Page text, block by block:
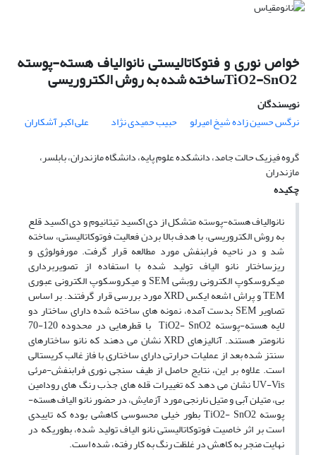
TiO2-SnO2 ‎ساخته ‏شده به روش الکتروریسی ‏
نویسندگان
نرگس حسین زاده شیخ امیرلو
حبیب حمیدی نژاد
علی اکبر آشکاران
گروه فیزیک حالت جامد، دانشکده علوم پایه، دانشگاه مازندران، بابلسر،
مازندران
چکیده
نانوالیاف هسته-پوسته متشکل از دی اکسید تیتانیوم و دی اکسید قلع
به روش الکتروریسی، با هدف بالا بردن ‏فعالیت ‏فوتوکاتالیستی، ساخته
شد و در ناحیه فرابنفش مورد مطالعه قرار گرفت. مورفولوژی و
ریزساختار نانو الیاف تولید شده با ‏استفاده ‏از تصویربرداری
میکروسکوپ الکترونی روبشی ‏‎SEM‎‏ و میکروسکوپ الکترونی عبوری
‏‎TEM‎‏ و پراش اشعه ‏ایکس ‏‎XRD‎‏ مورد ‏بررسی قرار گرفتند. بر اساس
تصاویر ‏‎ SEMبدست آمده، نمونه های ساخته شده دارای ساختار دو
لایه ‏هسته-پوسته ‏‎ TiO2- SnO2‎‏ با قطرهایی در محدوده 120-70
نانومتر هستند. آنالیزهای ‏XRD‏ نشان می دهند که نانو ‏ساختارهای
سنتز شده بعد از ‏عملیات حرارتی دارای ساختاری با فاز غالب کریستالی
است. علاوه بر این، نتایج حاصل از طیف ‏سنجی نوری فرابنفش-مرئی
‏‎UV-Vis‎‏ نشان می دهد که تغییرات قله های جذب رنگ های رودامین
بی، متیلن آبی و متیل ‏نارنجی مورد آزمایش، در ‏حضور نانو الیاف هسته-
پوسته ‏TiO2- SnO2‎‏ بطور خیلی محسوسی کاهشی بوده که تاییدی
است بر اثر ‏خاصیت فوتوکاتالیستی ‏نانو الیاف تولید شده، بطوریکه در
نهایت منجر به کاهش در غلظت رنگ به کار رفته، شده است.‏